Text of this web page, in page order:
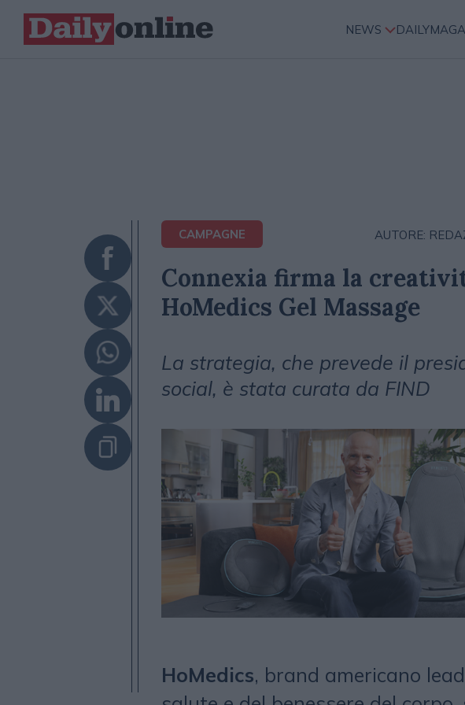
NEWS
CAMPAGNE AUTORE:
Connexia firma la
HoMedics Gel Massage
La strategia, che prevede il
social, è stata curata da FIND
HoMedics, brand americano